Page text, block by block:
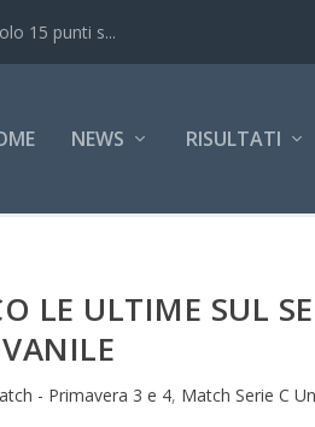
15 punti s...
NEWS RISULTATI
LE ULTIME SUL
- Primavera 3 e 4, Match Serie C